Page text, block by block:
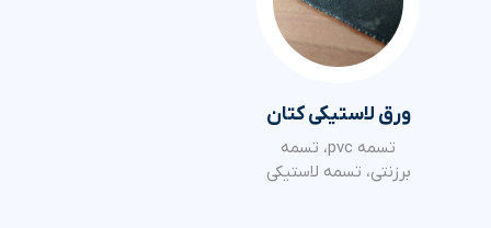
ورق لاستیکی کتان
تسمه pvc، تسمه
برزنتی، تسمه لاستیکی